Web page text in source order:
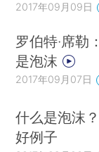
2017年09月09日
罗伯特·席勒
是泡沫
2017年09月07日
什么是泡沫
好例子